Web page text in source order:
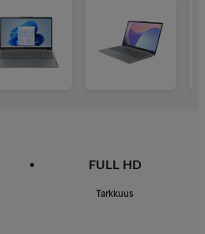
FULL HD
Tarkkuus